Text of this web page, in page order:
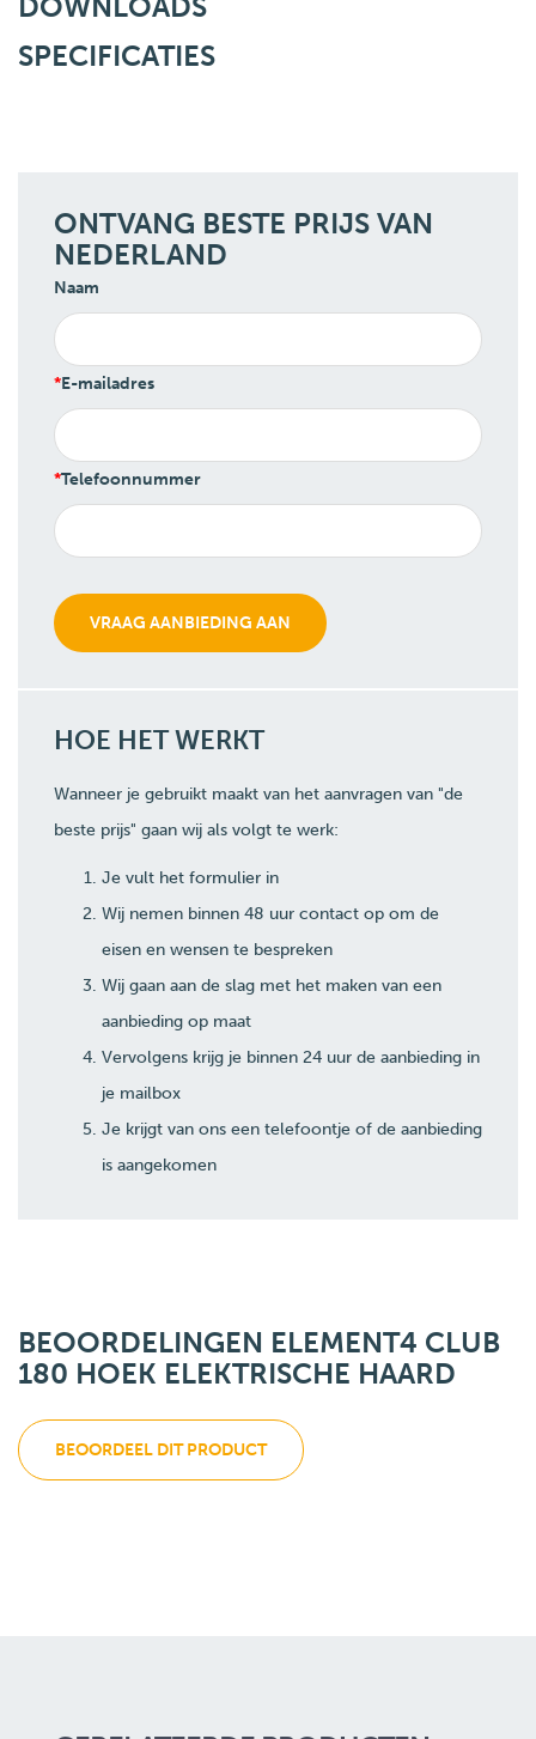
SPECIFICATIES
ONTVANG BESTE PRIJS VAN
NEDERLAND
Naam
E-mailadres
Telefoonnummer
HOE HET WERKT
Wanneer je gebruikt maakt van het aanvragen van "de
beste prijs" gaan wij als volgt te werk:
Je vult het formulier in
Wij nemen binnen 48 uur contact op om de
eisen en wensen te bespreken
Wij gaan aan de slag met het maken van een
aanbieding op maat
Vervolgens krijg je binnen 24 uur de aanbieding in
je mailbox
Je krijgt van ons een telefoontje of de aanbieding
is aangekomen
BEOORDELINGEN ELEMENT4 CLUB
180 HOEK ELEKTRISCHE HAARD
BEOORDEEL DIT PRODUCT